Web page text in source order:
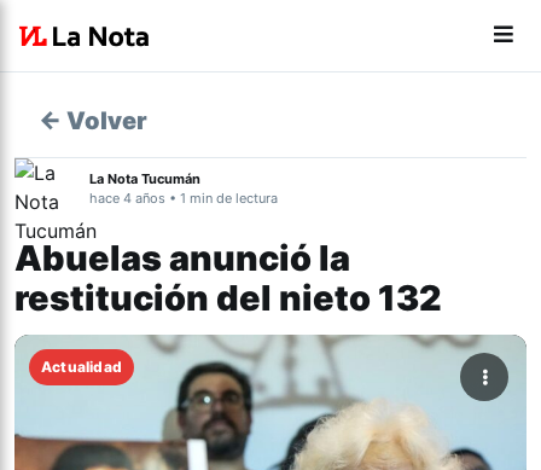
← Volver
La Nota Tucumán
hace 4 años • 1 min de lectura
Abuelas anunció la
restitución del nieto 132
Actualidad